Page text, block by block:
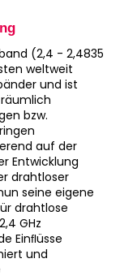
(2,4 - 2,4835
weltweit
und ist
bzw.
auf der
Entwicklung
drahtloser
seine eigene
drahtlose
GHz
Einﬂüsse
und